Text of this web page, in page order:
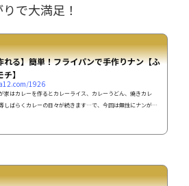
で大満足！
れる】簡単！フライパンで手作りナン【ふ
】
1926
家はカレーを作るとカレーライス、カレーうどん、焼きカレ
しばらくカレーの日々が続きます…で、今回は無性にナンが食
ナンになってしまった il||li _|...